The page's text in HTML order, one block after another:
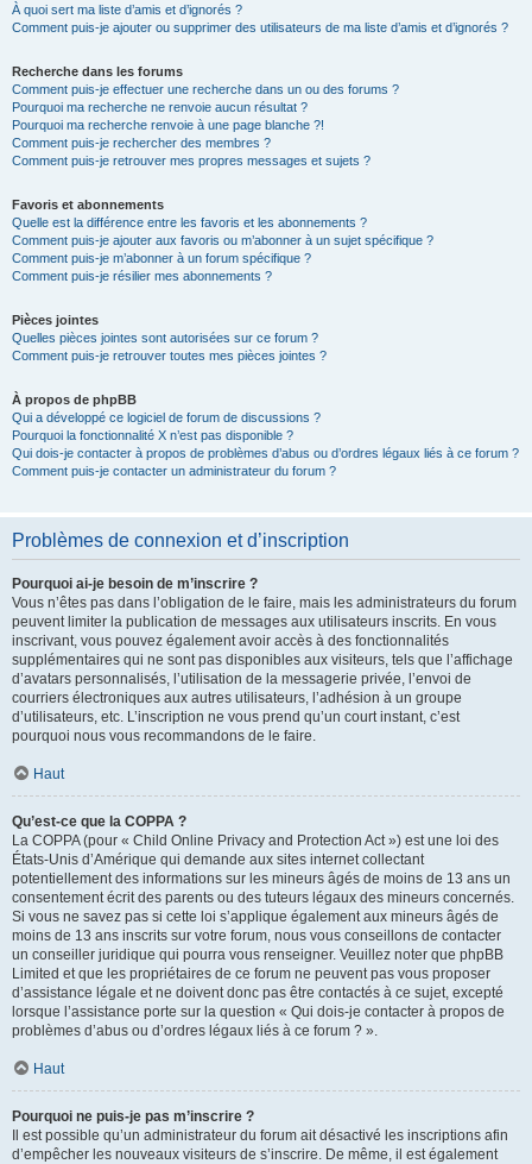
À quoi sert ma liste d’amis et d’ignorés ?
Comment puis-je ajouter ou supprimer des utilisateurs de ma liste d’amis et d’ignorés ?
Recherche dans les forums
Comment puis-je effectuer une recherche dans un ou des forums ?
Pourquoi ma recherche ne renvoie aucun résultat ?
Pourquoi ma recherche renvoie à une page blanche ?!
Comment puis-je rechercher des membres ?
Comment puis-je retrouver mes propres messages et sujets ?
Favoris et abonnements
Quelle est la différence entre les favoris et les abonnements ?
Comment puis-je ajouter aux favoris ou m’abonner à un sujet spécifique ?
Comment puis-je m’abonner à un forum spécifique ?
Comment puis-je résilier mes abonnements ?
Pièces jointes
Quelles pièces jointes sont autorisées sur ce forum ?
Comment puis-je retrouver toutes mes pièces jointes ?
À propos de phpBB
Qui a développé ce logiciel de forum de discussions ?
Pourquoi la fonctionnalité X n’est pas disponible ?
Qui dois-je contacter à propos de problèmes d’abus ou d’ordres légaux liés à ce forum ?
Comment puis-je contacter un administrateur du forum ?
Problèmes de connexion et d’inscription
Pourquoi ai-je besoin de m’inscrire ?
Vous n’êtes pas dans l’obligation de le faire, mais les administrateurs du forum
peuvent limiter la publication de messages aux utilisateurs inscrits. En vous
inscrivant, vous pouvez également avoir accès à des fonctionnalités
supplémentaires qui ne sont pas disponibles aux visiteurs, tels que l’affichage
d’avatars personnalisés, l’utilisation de la messagerie privée, l’envoi de
courriers électroniques aux autres utilisateurs, l’adhésion à un groupe
d’utilisateurs, etc. L’inscription ne vous prend qu’un court instant, c’est
pourquoi nous vous recommandons de le faire.
Haut
Qu’est-ce que la COPPA ?
La COPPA (pour « Child Online Privacy and Protection Act ») est une loi des
États-Unis d’Amérique qui demande aux sites internet collectant
potentiellement des informations sur les mineurs âgés de moins de 13 ans un
consentement écrit des parents ou des tuteurs légaux des mineurs concernés.
Si vous ne savez pas si cette loi s’applique également aux mineurs âgés de
moins de 13 ans inscrits sur votre forum, nous vous conseillons de contacter
un conseiller juridique qui pourra vous renseigner. Veuillez noter que phpBB
Limited et que les propriétaires de ce forum ne peuvent pas vous proposer
d’assistance légale et ne doivent donc pas être contactés à ce sujet, excepté
lorsque l’assistance porte sur la question « Qui dois-je contacter à propos de
problèmes d’abus ou d’ordres légaux liés à ce forum ? ».
Haut
Pourquoi ne puis-je pas m’inscrire ?
Il est possible qu’un administrateur du forum ait désactivé les inscriptions afin
d’empêcher les nouveaux visiteurs de s’inscrire. De même, il est également